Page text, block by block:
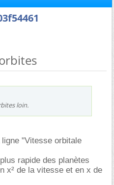
loin.
"Vitesse orbitale
rapide des planètes
x² de la vitesse et en x de